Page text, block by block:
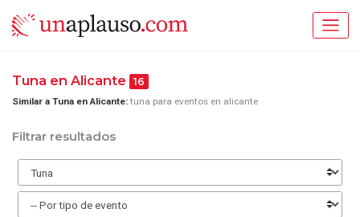
Tuna en Alicante 16
Similar a Tuna en Alicante: tuna para eventos en alicante
Filtrar resultados